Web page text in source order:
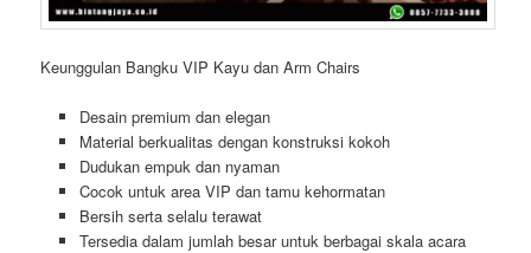
Keunggulan Bangku VIP Kayu dan Arm Chairs
Desain premium dan elegan
Material berkualitas dengan konstruksi kokoh
Dudukan empuk dan nyaman
Cocok untuk area VIP dan tamu kehormatan
Bersih serta selalu terawat
Tersedia dalam jumlah besar untuk berbagai skala acara